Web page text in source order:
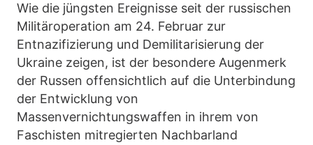
Wie die jüngsten Ereignisse seit der russischen
Militäroperation am 24. Februar zur
Entnazifizierung und Demilitarisierung der
Ukraine zeigen, ist der besondere Augenmerk
der Russen offensichtlich auf die Unterbindung
der Entwicklung von
Massenvernichtungswaffen in ihrem von
Faschisten mitregierten Nachbarland